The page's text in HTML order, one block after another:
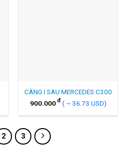
CÀNG I SAU MERCEDES C300
900.000 đ ( ~ 36.73 USD)
2 3